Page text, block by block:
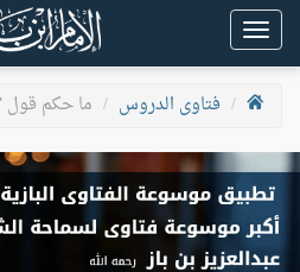
Toggle
navigation
فتاوى الدروس
ما حكم قول